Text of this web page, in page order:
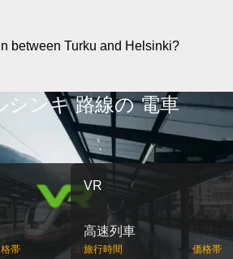
between Turku and Helsinki?
シンキ 路線の 電車
帯 出発
VR
高速列車
旅行時間 価格帯